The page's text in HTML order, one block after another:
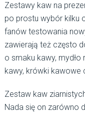
Zestawy kaw na
po prostu wybór kilku
fanów testowania
zawierają też często
o smaku kawy,
kawy, krówki kawowe
Zestaw kaw
Nada się on zarówno